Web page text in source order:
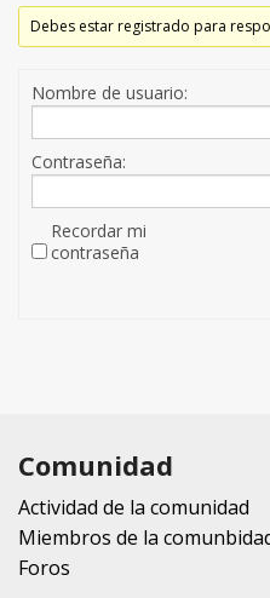
Debes estar registrado para
Nombre de usuario:
Contraseña:
Recordar mi
contraseña
Comunidad
Actividad de la comunidad
Miembros de la
Foros